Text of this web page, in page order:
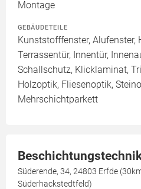
Montage
GEBÄUDETEILE
Kunststofffenster, Alufenster,
Terrassentür, Innentür,
Schallschutz, Klicklaminat,
Holzoptik, Fliesenoptik,
Mehrschichtparkett
Süderende, 34, 24803 Erfde
Süderhackstedtfeld)